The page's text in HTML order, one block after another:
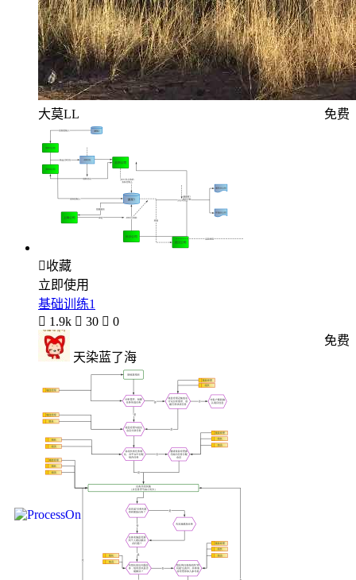
大莫LL 免费
收藏
立即使用
基础训练1
 1.9k  30  0
天染蓝了海
免费